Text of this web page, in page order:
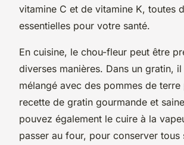
vitamine C et de vitamine K, toutes
essentielles pour votre santé.
En cuisine, le chou-fleur peut être
diverses manières. Dans un gratin,
mélangé avec des pommes de terre
recette de gratin gourmande et
pouvez également le cuire à la
passer au four, pour conserver tous